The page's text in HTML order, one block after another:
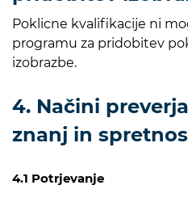
Poklicne kvalifikacije ni
programu za pridobitev
izobrazbe.
4. Načini
znanj in
4.1 Potrjevanje